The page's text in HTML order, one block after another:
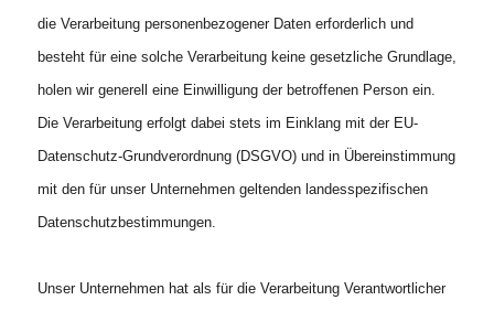
die Verarbeitung personenbezogener Daten erforderlich und
besteht für eine solche Verarbeitung keine gesetzliche Grundlage,
holen wir generell eine Einwilligung der betroffenen Person ein.
Die Verarbeitung erfolgt dabei stets im Einklang mit der EU-
Datenschutz-Grundverordnung (DSGVO) und in Übereinstimmung
mit den für unser Unternehmen geltenden landesspezifischen
Datenschutzbestimmungen.
Unser Unternehmen hat als für die Verarbeitung Verantwortlicher